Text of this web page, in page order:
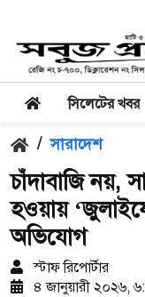
সিলেটের খবর
/ সারাদেশ
চাঁদাবাজি নয়,
হওয়ায়
অভিযোগ
স্টাফ রিপোর্টার
৪ জানুয়ারী ২০২৬,